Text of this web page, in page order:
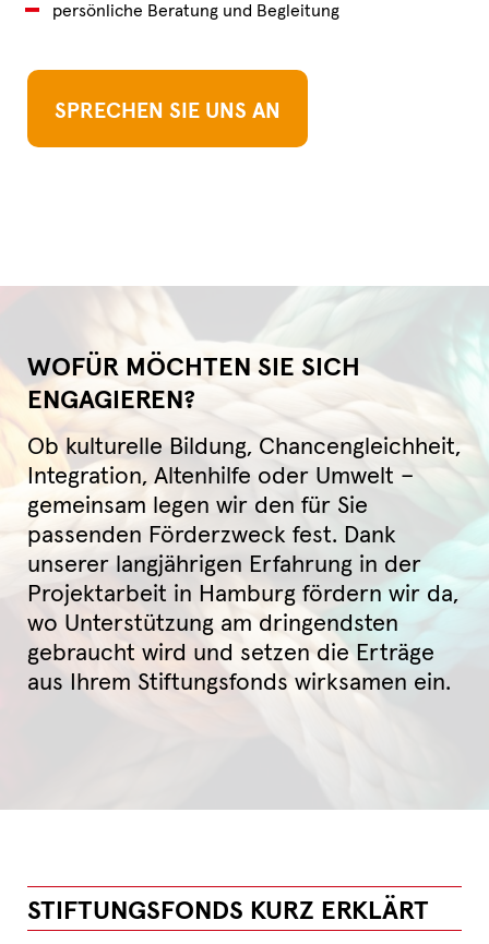
persönliche Beratung und Begleitung
SPRECHEN SIE UNS AN
WOFÜR MÖCHTEN SIE SICH
ENGAGIEREN?
Ob kulturelle Bildung, Chancengleichheit,
Integration, Altenhilfe oder Umwelt –
gemeinsam legen wir den für Sie
passenden Förderzweck fest. Dank
unserer langjährigen Erfahrung in der
Projektarbeit in Hamburg fördern wir da,
wo Unterstützung am dringendsten
gebraucht wird und setzen die Erträge
aus Ihrem Stiftungsfonds wirksamen ein.
STIFTUNGSFONDS KURZ ERKLÄRT